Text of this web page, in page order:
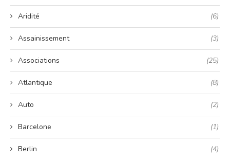
Aridité (6)
Assainissement (3)
Associations (25)
Atlantique (8)
Auto (2)
Barcelone (1)
Berlin (4)